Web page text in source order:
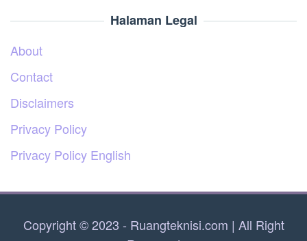
Halaman Legal
About
Contact
Disclaimers
Privacy Policy
Privacy Policy English
Copyright © 2023 - Ruangteknisi.com | All Right